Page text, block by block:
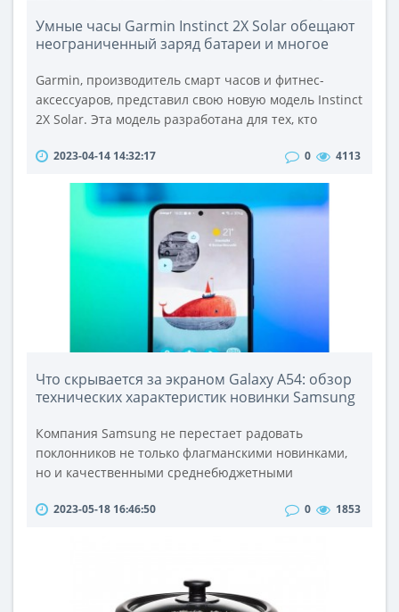
Умные часы Garmin Instinct 2X Solar обещают
неограниченный заряд батареи и многое
Garmin, производитель смарт часов и фитнес-
аксессуаров, представил свою новую модель Instinct
2X Solar. Эта модель разработана для тех, кто
чтобы их устройство никогда не выходило из строя
обладает неограниченным временем автономной
работы благодаря возможности зарядки от
солнечной батареи и «химически ..
2023-04-14 14:32:17 0 4113
Что скрывается за экраном Galaxy A54: обзор
технических характеристик новинки Samsung
Компания Samsung не перестает радовать
поклонников не только флагманскими новинками,
но и качественными среднебюджетными
сочетания цены и качества стала модель Samsung
несколько цветов корпуса. Рассмотрим подробнее,
2023-05-18 16:46:50 0 1853